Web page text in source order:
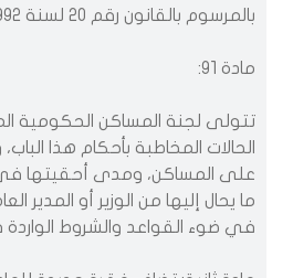
بالمرسوم بالقانون رقم 20 لسنة 1992 المشار إليه.
مادة 91:
تتولى لجنة المساكن الحكومية
الحالات المخاطبة بأحكام هذا
على المساكن، ومدى أحقيتها
ما يحال إليها من الوزير أو المدير
في ضوء القواعد والشروط الواردة